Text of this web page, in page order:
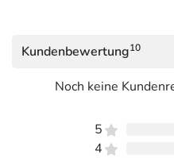
Kundenbewertung10
Noch keine
5
4